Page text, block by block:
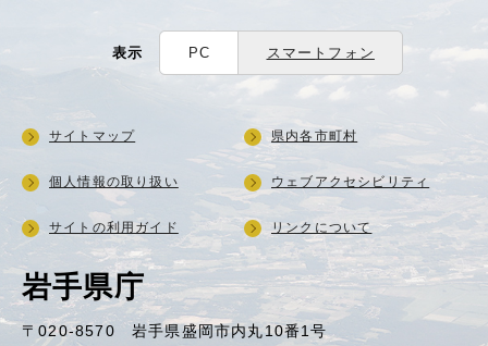
表示 PC スマートフォン
岩手県庁
〒020-8570 岩手県盛岡市内丸10番1号
サイトマップ 県内各市町村
個人情報の取り扱い ウェブアクセシビリティ
サイトの利用ガイド リンクについて